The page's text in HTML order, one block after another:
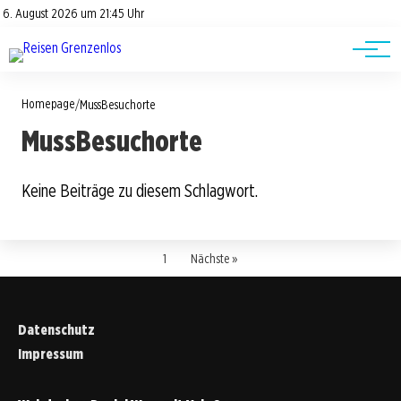
6. August 2026 um 21:45 Uhr
Datenschutz
Road Trips
Reisetipps
Homepage/MussBesuchorte
MussBesuchorte
Keine Beiträge zu diesem Schlagwort.
1 Nächste »
Datenschutz
Impressum